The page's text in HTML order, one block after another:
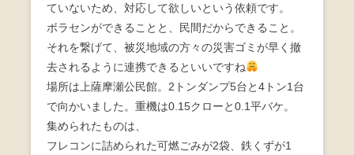
ていないため、対応して欲しいという依頼です。
ボラセンができることと、民間だからできること。
それを繋げて、被災地域の方々の災害ゴミが早く撤
去されるように連携できるといいですね
場所は上薩摩瀬公民館。2トンダンプ5台と4トン1台
で向かいました。重機は0.15クローと0.1平バケ。
集められたものは、
フレコンに詰められた可燃ごみが2袋、鉄くずが1